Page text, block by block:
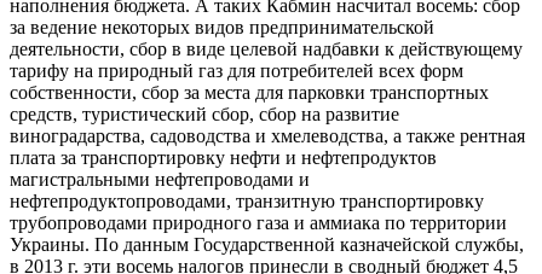
наполнения бюджета. А таких Кабмин насчитал восемь: сбор
за ведение некоторых видов предпринимательской
деятельности, сбор в виде целевой надбавки к действующему
тарифу на природный газ для потребителей всех форм
собственности, сбор за места для парковки транспортных
средств, туристический сбор, сбор на развитие
виноградарства, садоводства и хмелеводства, а также рентная
плата за транспортировку нефти и нефтепродуктов
магистральными нефтепроводами и
нефтепродуктопроводами, транзитную транспортировку
трубопроводами природного газа и аммиака по территории
Украины. По данным Государственной казначейской службы,
в 2013 г. эти восемь налогов принесли в сводный бюджет 4,5